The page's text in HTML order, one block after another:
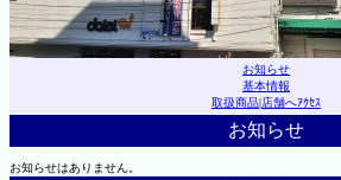
お知らせ
基本情報
取扱商品|店舗へｱｸｾｽ
お知らせ
お知らせはありません。